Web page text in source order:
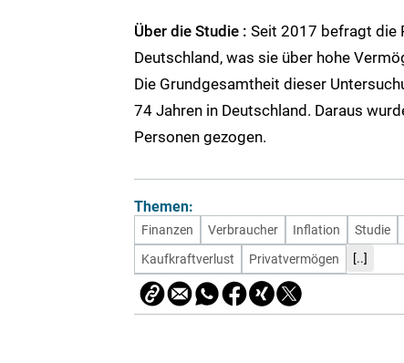
Über die Studie : Seit 2017 befragt die
Deutschland, was sie über hohe
Die Grundgesamtheit dieser
74 Jahren in Deutschland. Daraus
Personen gezogen.
Themen:
Finanzen Verbraucher Inflation Studie
Kaufkraftverlust
Privatvermögen [..]